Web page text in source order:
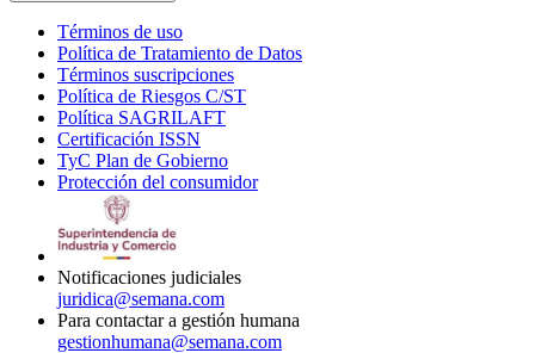
Términos de uso
in
new
window
Política de Tratamiento de Datos
Términos suscripciones
in
Política de Riesgos C/ST
Política SAGRILAFT
new
window
Certificación ISSN
in
new
TyC Plan de Gobierno
in
Protección del consumidorOpens
Notificaciones judiciales
juridica@semana.com
Para contactar a gestión humana
gestionhumana@semana.com